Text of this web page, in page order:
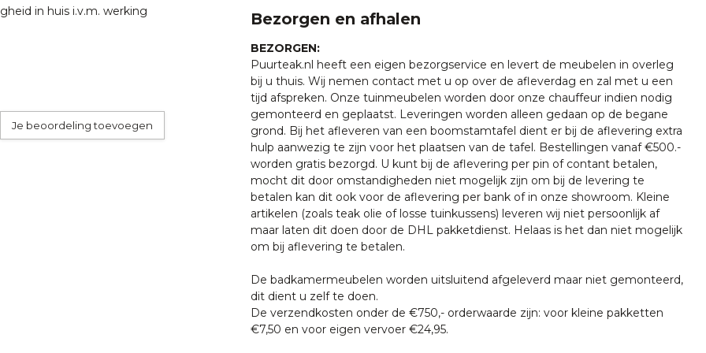
werken moet je de
dat de luchtvochtigheid
de luchtvochtigheid in
in huis i.v.m. werking
Je beoordeling toevoegen
Bezorgen en afhalen
BEZORGEN:
Puurteak.nl heeft een eigen bezorgservice en levert de meubelen in overleg
bij u thuis. Wij nemen contact met u op over de afleverdag en zal met u een
tijd afspreken. Onze tuinmeubelen worden door onze chauffeur indien nodig
gemonteerd en geplaatst. Leveringen worden alleen gedaan op de begane
grond. Bij het afleveren van een boomstamtafel dient er bij de aflevering extra
hulp aanwezig te zijn voor het plaatsen van de tafel. Bestellingen vanaf €500.-
worden gratis bezorgd. U kunt bij de aflevering per pin of contant betalen,
mocht dit door omstandigheden niet mogelijk zijn om bij de levering te
betalen kan dit ook voor de aflevering per bank of in onze showroom. Kleine
artikelen (zoals teak olie of losse tuinkussens) leveren wij niet persoonlijk af
maar laten dit doen door de DHL pakketdienst. Helaas is het dan niet mogelijk
om bij aflevering te betalen.
De badkamermeubelen worden uitsluitend afgeleverd maar niet gemonteerd,
dit dient u zelf te doen.
De verzendkosten onder de €750,- orderwaarde zijn: voor kleine pakketten
€7,50 en voor eigen vervoer €24,95.